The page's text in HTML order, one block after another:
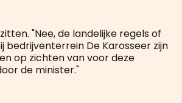
"Nee, de landelijke regels of
bedrijventerrein De Karosseer zijn
op zichten van voor deze
de minister."